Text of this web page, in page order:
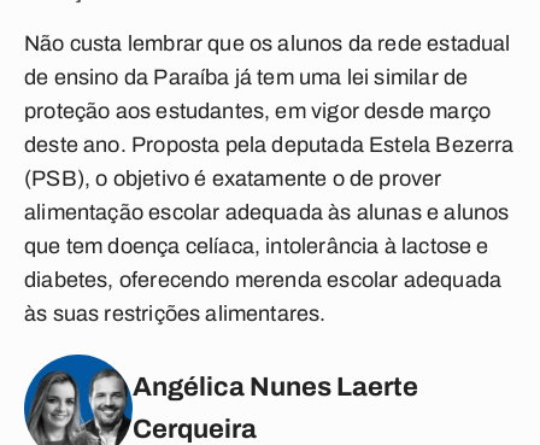
Não custa lembrar que os alunos da rede estadual
de ensino da Paraíba já tem uma lei similar de
proteção aos estudantes, em vigor desde março
deste ano. Proposta pela deputada Estela Bezerra
(PSB), o objetivo é exatamente o de prover
alimentação escolar adequada às alunas e alunos
que tem doença celíaca, intolerância à lactose e
diabetes, oferecendo merenda escolar adequada
às suas restrições alimentares.
Angélica Nunes Laerte
Cerqueira